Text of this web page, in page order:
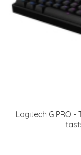
Logitech G PRO -